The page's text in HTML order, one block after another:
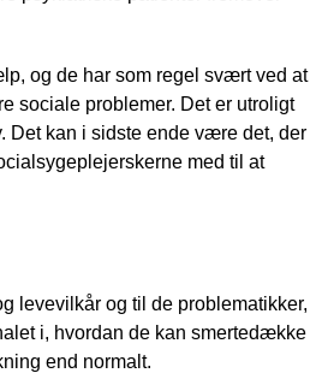
og de har som regel svært ved at
sociale problemer. Det er utroligt
Det kan i sidste ende være det, der
med til at
levevilkår og til de problematikker,
i, hvordan de kan smertedække
end normalt.